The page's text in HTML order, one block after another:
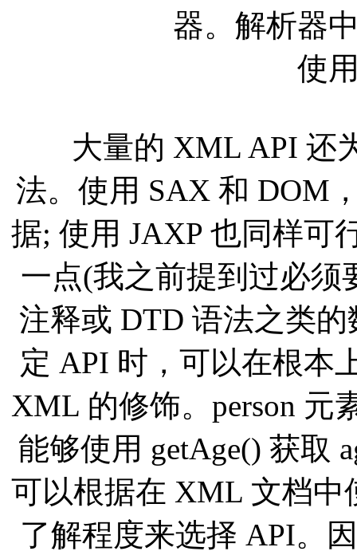
器。解析器
使
大量的 XML API 还为
法。使用 SAX 和 DOM
据; 使用 JAXP 也同样可
一点(我之前提到过必
注释或 DTD 语法之类
定 API 时，可以在根本
XML 的修饰。person 元
能够使用 getAge() 获取
可以根据在 XML 文档
了解程度来选择 API。